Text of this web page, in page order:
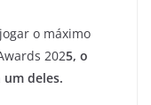
o máximo
2025, o
deles.